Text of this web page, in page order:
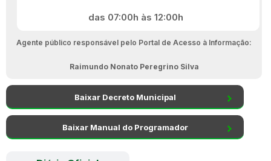
das 07:00h às 12:00h
Agente público responsável pelo Portal de Acesso à Informação:
Raimundo Nonato Peregrino Silva
Baixar Decreto Municipal
Baixar Manual do Programador